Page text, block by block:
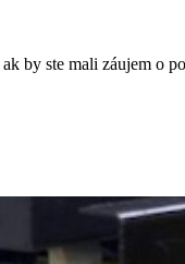
by ste mali záujem o